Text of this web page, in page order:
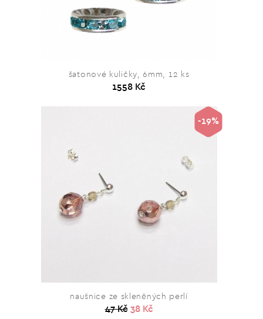
šatonové kuličky, 6mm, 12 ks
1558 Kč
naušnice ze skleněných perlí
47 Kč 38 Kč
-19%